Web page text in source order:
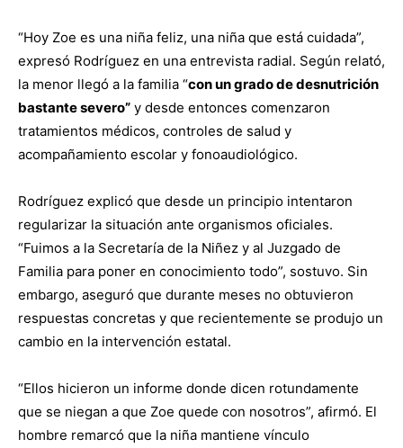
“Hoy Zoe es una niña feliz, una niña que está cuidada”,
expresó Rodríguez en una entrevista radial. Según relató,
la menor llegó a la familia “con un grado de desnutrición
bastante severo” y desde entonces comenzaron
tratamientos médicos, controles de salud y
acompañamiento escolar y fonoaudiológico.
Rodríguez explicó que desde un principio intentaron
regularizar la situación ante organismos oficiales.
“Fuimos a la Secretaría de la Niñez y al Juzgado de
Familia para poner en conocimiento todo”, sostuvo. Sin
embargo, aseguró que durante meses no obtuvieron
respuestas concretas y que recientemente se produjo un
cambio en la intervención estatal.
“Ellos hicieron un informe donde dicen rotundamente
que se niegan a que Zoe quede con nosotros”, afirmó. El
hombre remarcó que la niña mantiene vínculo